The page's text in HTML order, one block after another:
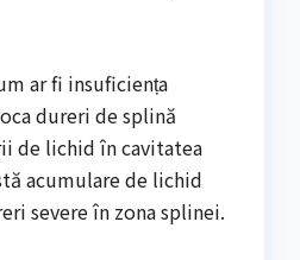
ar fi insuficiența
dureri de splină
de lichid în cavitatea
acumulare de lichid
severe în zona splinei.